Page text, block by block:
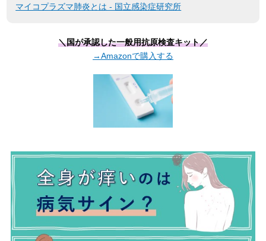
マイコプラズマ肺炎とは - 国立感染症研究所
＼国が承認した一般用抗原検査キット／
→Amazonで購入する